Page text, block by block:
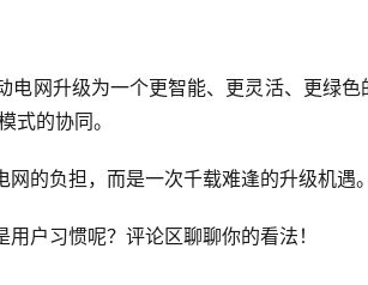
电网升级为一个更智能、更灵活、更绿色
式的协同。
的负担，而是一次千载难逢的升级机遇
户习惯呢？评论区聊聊你的看法！